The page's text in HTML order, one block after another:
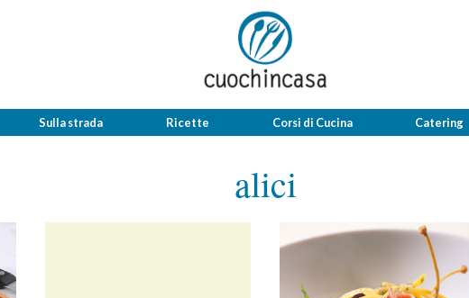
Sulla strada Ricette Corsi di Cucina Catering
alici